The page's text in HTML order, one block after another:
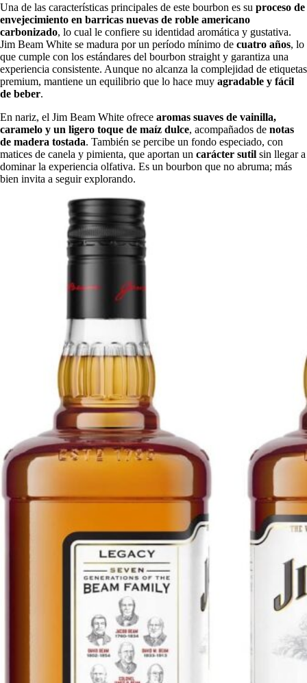
Una de las características principales de este bourbon es su proceso de
envejecimiento en barricas nuevas de roble americano
carbonizado, lo cual le confiere su identidad aromática y gustativa.
Jim Beam White se madura por un período mínimo de cuatro años, lo
que cumple con los estándares del bourbon straight y garantiza una
experiencia consistente. Aunque no alcanza la complejidad de etiquetas
premium, mantiene un equilibrio que lo hace muy agradable y fácil
de beber.
En nariz, el Jim Beam White ofrece aromas suaves de vainilla,
caramelo y un ligero toque de maíz dulce, acompañados de notas
de madera tostada. También se percibe un fondo especiado, con
matices de canela y pimienta, que aportan un carácter sutil sin llegar a
dominar la experiencia olfativa. Es un bourbon que no abruma; más
bien invita a seguir explorando.